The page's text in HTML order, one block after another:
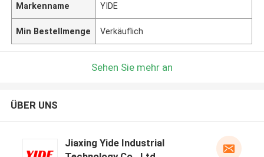
Markenname YIDE
Min Bestellmenge Verkäuflich
Sehen Sie mehr an
ÜBER UNS
Jiaxing Yide Industrial